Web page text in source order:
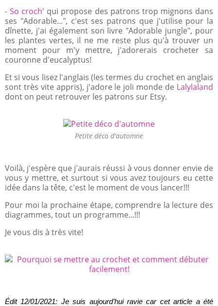
-So croch' qui propose des patrons trop mignons dans
ses "Adorable...", c'est ses patrons que j'utilise pour la
dînette, j'ai également son livre "Adorable jungle", pour
les plantes vertes, il ne me reste plus qu'à trouver un
moment pour m'y mettre, j'adorerais crocheter sa
couronne d'eucalyptus!
Et si vous lisez l'anglais (les termes du crochet en anglais
sont très vite appris), j'adore le joli monde de Lalylaland
dont on peut retrouver les patrons sur Etsy.
Petite déco d'automne
Voilà, j'espère que j'aurais réussi à vous donner envie de
vous y mettre, et surtout si vous avez toujours eu cette
idée dans la tête, c'est le moment de vous lancer!!!
Pour moi la prochaine étape, comprendre la lecture des
diagrammes, tout un programme...!!!
Je vous dis à très vite!
Édit 12/01/2021: Je suis aujourd’hui ravie car cet article a été